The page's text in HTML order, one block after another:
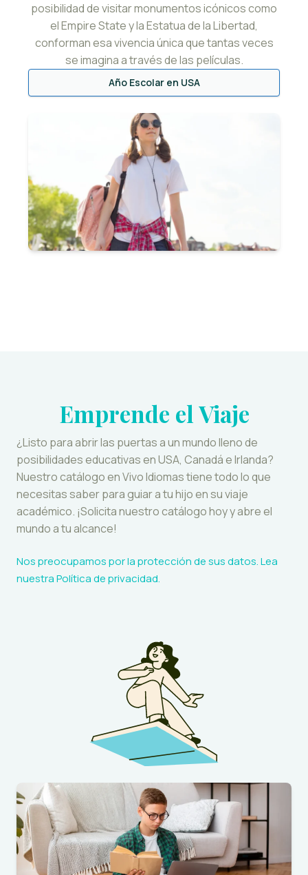
posibilidad de visitar monumentos icónicos como
el Empire State y la Estatua de la Libertad,
conforman esa vivencia única que tantas veces
se imagina a través de las películas.
Año Escolar en USA
Emprende el Viaje
¿Listo para abrir las puertas a un mundo lleno de
posibilidades educativas en USA, Canadá e Irlanda?
Nuestro catálogo en Vivo Idiomas tiene todo lo que
necesitas saber para guiar a tu hijo en su viaje
académico. ¡Solicita nuestro catálogo hoy y abre el
mundo a tu alcance!
Nos preocupamos por la protección de sus datos. Lea
nuestraPolítica de privacidad.